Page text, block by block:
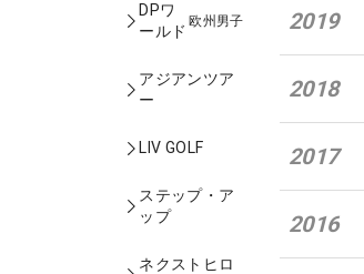
DPワ
ールド
欧州男子
アジアンツア
ー
LIV GOLF
ステップ・ア
ップ
ネクストヒロ
2019
2018
2017
2016